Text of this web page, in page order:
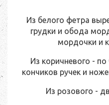
Из белого фетра
грудки и обода
мордочки и
Из коричневого -
кончиков ручек и
Из розового -